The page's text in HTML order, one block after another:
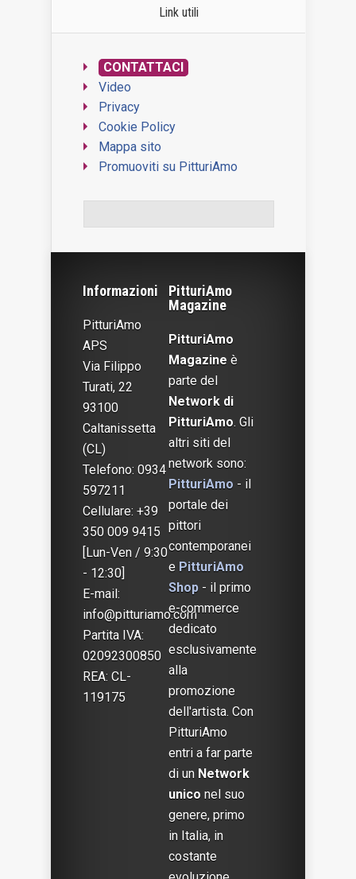
Link utili
CONTATTACI
Video
Privacy
Cookie Policy
Mappa sito
Promuoviti su PitturiAmo
Informazioni
PitturiAmo
APS
Via Filippo
Turati, 22
93100
Caltanissetta
(CL)
Telefono: 0934
597211
Cellulare: +39
350 009 9415
[Lun-Ven / 9:30
- 12:30]
E-mail:
info@pitturiamo.com
Partita IVA:
02092300850
REA: CL-
119175
PitturiAmo
Magazine
PitturiAmo
Magazine è
parte del
Network di
PitturiAmo. Gli
altri siti del
network sono:
PitturiAmo - il
portale dei
pittori
contemporanei
e PitturiAmo
Shop - il primo
e-commerce
dedicato
esclusivamente
alla
promozione
dell'artista. Con
PitturiAmo
entri a far parte
di un Network
unico nel suo
genere, primo
in Italia, in
costante